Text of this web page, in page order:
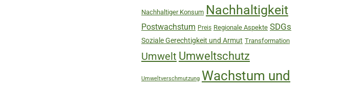
Nachhaltiger Konsum Nachhaltigkeit
Postwachstum Preis Regionale Aspekte SDGs
Soziale Gerechtigkeit und Armut Transformation
Umwelt Umweltschutz
Umweltverschmutzung Wachstum und